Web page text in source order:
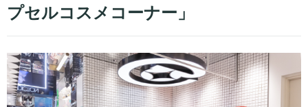
プセルコスメコーナー」